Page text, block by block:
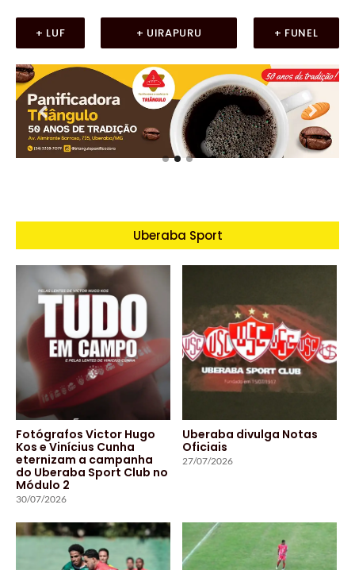
+ LUF + UIRAPURU + FUNEL
Uberaba Sport
Fotógrafos Victor Hugo
Kos e Vinícius Cunha
eternizam a campanha
do Uberaba Sport Club no
Módulo 2
30/07/2026
Uberaba divulga Notas
Oficiais
27/07/2026